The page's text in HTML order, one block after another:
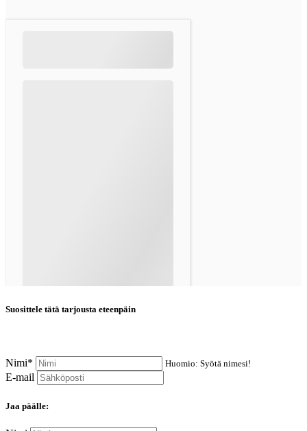
Suosittele tätä tarjousta eteenpäin
Nimi* Huomio: Syötä nimesi!
E-mail
Jaa päälle: